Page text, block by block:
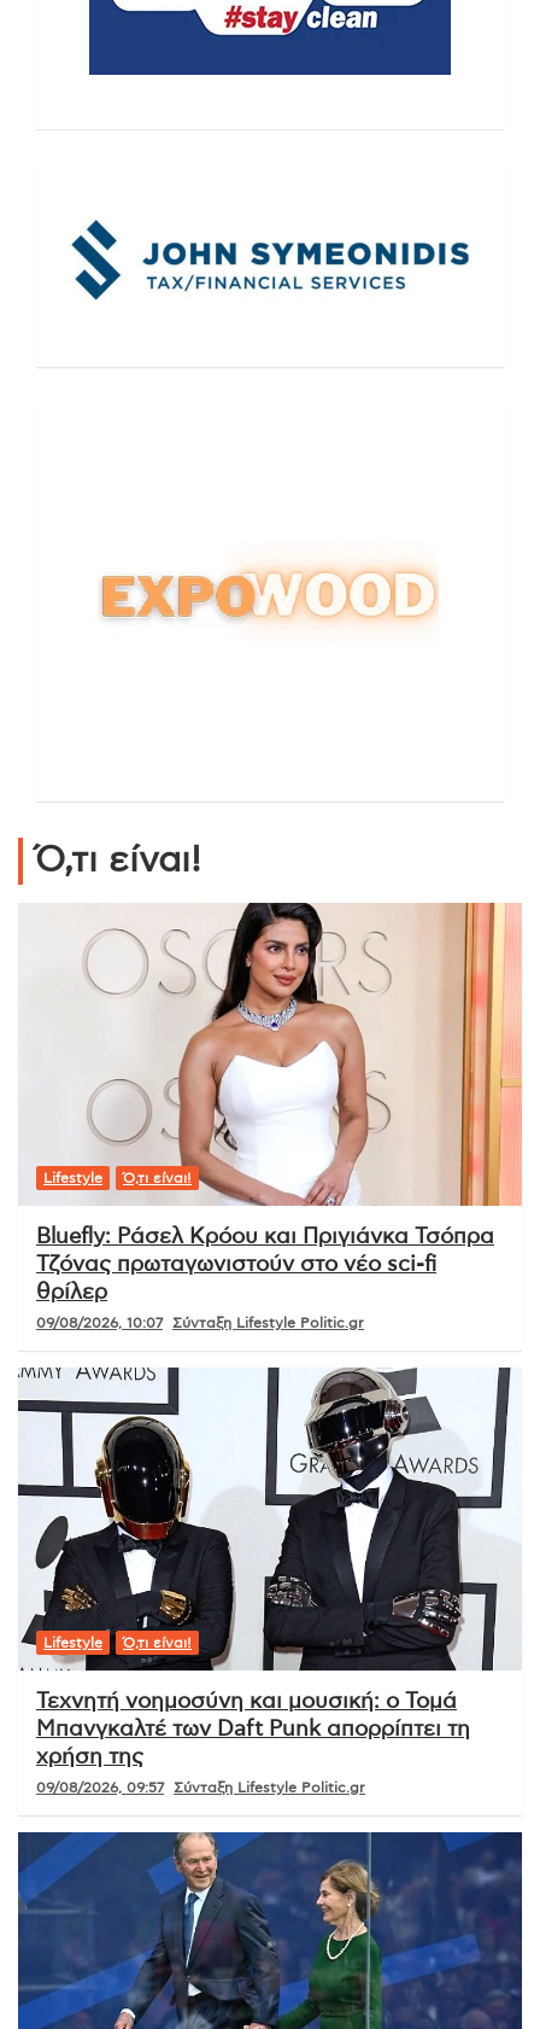
Ό,τι είναι!
Lifestyle Ό,τι είναι!
Bluefly: Ράσελ Κρόου και Πριγιάνκα Τσόπρα
Τζόνας πρωταγωνιστούν στο νέο sci-fi
θρίλερ
09/08/2026, 10:07 Σύνταξη Lifestyle Politic.gr
Lifestyle Ό,τι είναι!
Τεχνητή νοημοσύνη και μουσική: ο Τομά
Μπανγκαλτέ των Daft Punk απορρίπτει τη
χρήση της
09/08/2026, 09:57 Σύνταξη Lifestyle Politic.gr